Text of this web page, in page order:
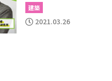
建築
2021.03.26